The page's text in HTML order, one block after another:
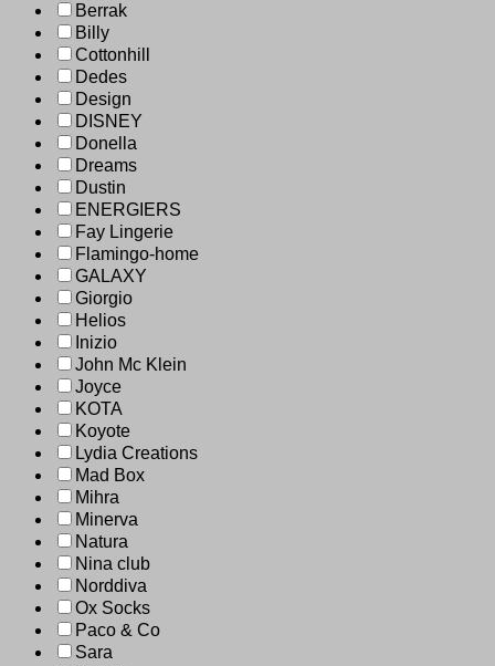
Berrak
Billy
Cottonhill
Dedes
Design
DISNEY
Donella
Dreams
Dustin
ENERGIERS
Fay Lingerie
Flamingo-home
GALAXY
Giorgio
Helios
Inizio
John Mc Klein
Joyce
KOTA
Koyote
Lydia Creations
Mad Box
Mihra
Minerva
Natura
Nina club
Norddiva
Ox Socks
Paco & Co
Sara